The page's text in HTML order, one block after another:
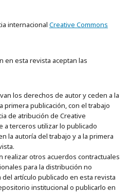
internacional Creative Commons
en esta revista aceptan las
los derechos de autor y ceden a la
primera publicación, con el trabajo
de atribución de Creative
a terceros utilizar lo publicado
la autoría del trabajo y a la primera
realizar otros acuerdos contractuales
para la distribución no
artículo publicado en esta revista
institucional o publicarlo en